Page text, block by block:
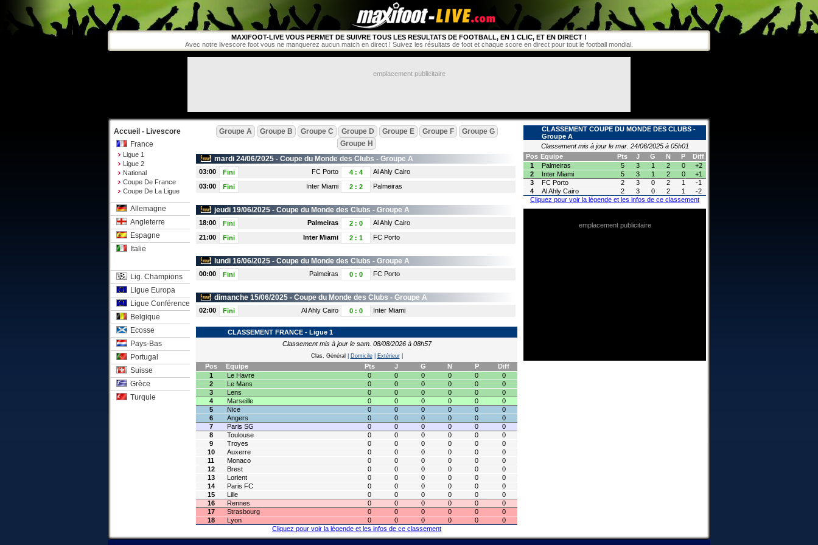
MAXIFOOT-LIVE VOUS PERMET DE SUIVRE TOUS LES RESULTATS DE FOOTBALL, EN 1 CLIC, ET EN DIRECT !
Avec notre livescore foot vous ne manquerez aucun match en direct ! Suivez les résultats de foot et chaque score en direct pour tout le football mondial.
emplacement publicitaire
Accueil - Livescore
France
Ligue 1
Ligue 2
National
Coupe De France
Coupe De La Ligue
Allemagne
Angleterre
Espagne
Italie
Lig. Champions
Ligue Europa
Ligue Conférence
Belgique
Ecosse
Pays-Bas
Portugal
Suisse
Grèce
Turquie
Groupe A Groupe B Groupe C Groupe D Groupe E Groupe F
Groupe G
Groupe H
mardi 24/06/2025 - Coupe du Monde des Clubs - Groupe A
03:00 Fini FC Porto 4: 4
Al Ahly Cairo
03:00
Fini Inter Miami 2: 2 Palmeiras
jeudi 19/06/2025 - Coupe du Monde des Clubs - Groupe A
18:00 Fini Palmeiras 2: 0
Al Ahly Cairo
21:00
Fini Inter Miami 2: 1 FC Porto
lundi 16/06/2025 - Coupe du Monde des Clubs - Groupe A
00:00 Fini Palmeiras 0: 0 FC Porto
dimanche 15/06/2025 - Coupe du Monde des Clubs - Groupe A
02:00 Fini Al Ahly Cairo 0: 0 Inter Miami
CLASSEMENT FRANCE - Ligue 1
Classement mis à jour le sam. 08/08/2026 à 08h57
Clas. Général Domicile| Extérieur|
Pos Equipe Pts J G N P
Diff
1
Le Havre 0 0 0 0 0
0
2
Le Mans 0 0 0 0 0
0
3
Lens 0 0 0 0 0
0
4
Marseille 0 0 0 0 0
0
5
Nice 0 0 0 0 0
0
6
Angers 0 0 0 0 0
0
7
Paris SG 0 0 0 0 0
0
8
Toulouse 0 0 0 0 0
0
9
Troyes 0 0 0 0 0
0
10
Auxerre 0 0 0 0 0
0
11
Monaco 0 0 0 0 0
0
12
Brest 0 0 0 0 0
0
13
Lorient 0 0 0 0 0
0
14
Paris FC 0 0 0 0 0
0
15
Lille 0 0 0 0 0
0
16
Rennes 0 0 0 0 0
0
17
Strasbourg 0 0 0 0 0
0
18
Lyon 0 0 0 0 0
0
Cliquez pour voir la légende et les infos de ce classement
CLASSEMENT COUPE DU MONDE DES CLUBS -
Groupe A
Classement mis à jour le mar. 24/06/2025 à 05h01
Pos Equipe Pts J G N P
Diff
1
Palmeiras 5 3 1 2 0
+2
2
Inter Miami 5 3 1 2 0
+1
3
FC Porto 2 3 0 2 1
-1
4
Al Ahly Cairo 2 3 0 2 1
-2
Cliquez pour voir la légende et les infos de ce classement
emplacement publicitaire